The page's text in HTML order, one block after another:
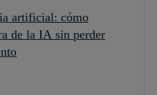
artificial: cómo
de la IA sin perder